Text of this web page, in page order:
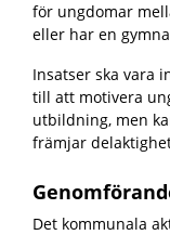
för ungdomar
eller har en
Insatser ska vara
till att motivera
utbildning, men
främjar
Det kommunala